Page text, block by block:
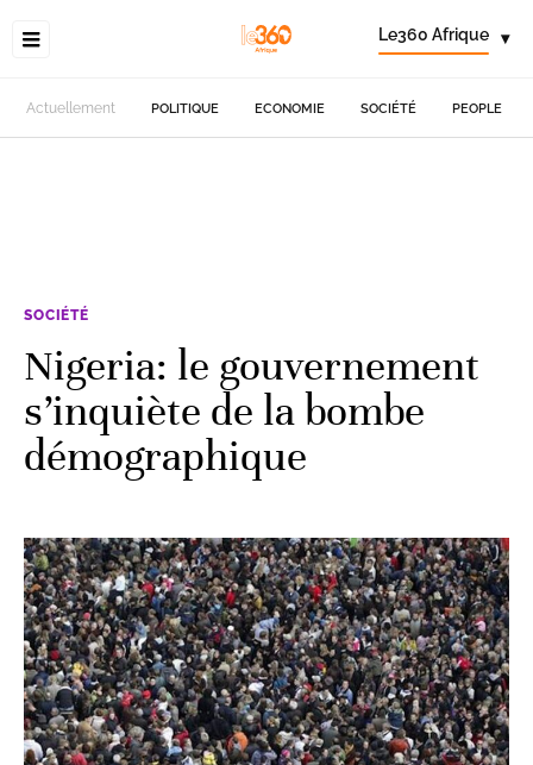
Le360 Afrique ▾
Actuellement POLITIQUE ECONOMIE SOCIÉTÉ PEOPLE
SOCIÉTÉ
Nigeria: le gouvernement
s’inquiète de la bombe
démographique